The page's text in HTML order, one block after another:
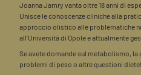
Joanna Jamry vanta oltre 18 anni di
Unisce le conoscenze cliniche alla
approccio olistico alle problematiche
all'Università di Opole e attualmente
Se avete domande sul metabolismo, la
problemi di peso o altre questioni